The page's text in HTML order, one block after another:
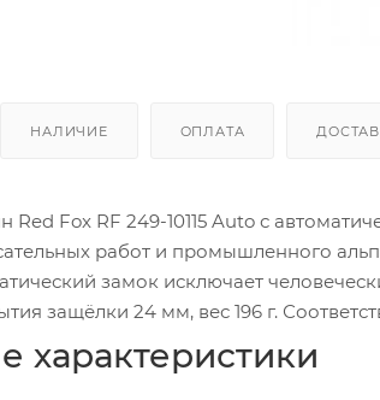
НАЛИЧИЕ ОПЛАТА
Red Fox RF 249-10115 Auto с
работ и промышленного
замок исключает
защёлки 24 мм, вес 196 г.
характеристики